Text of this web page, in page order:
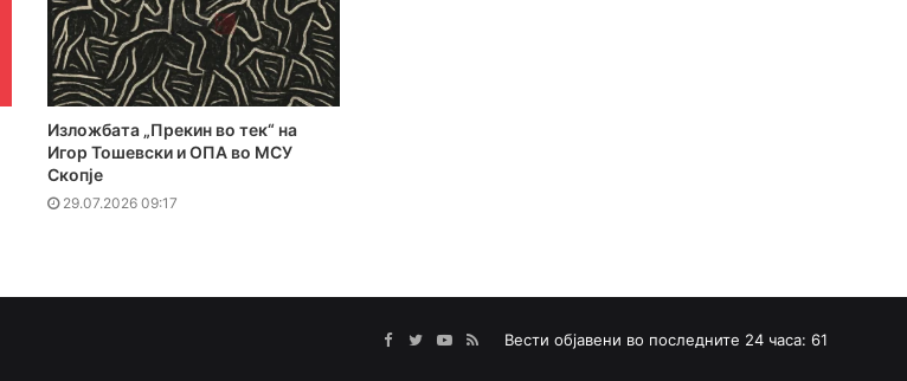
Изложбата „Прекин во тек“ на
Игор Тошевски и ОПА во МСУ
Скопје
29.07.2026 09:17
Вести објавени во последните 24 часа: 61
Facebook
TwitterYouTube
RSS